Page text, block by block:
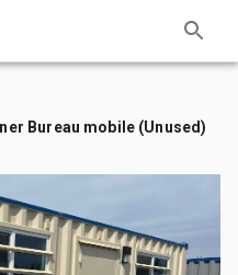
Bureau mobile (Unused)